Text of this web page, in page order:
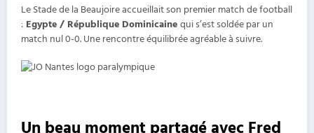
Le Stade de la Beaujoire accueillait son premier match de football
: Egypte / République Dominicaine qui s’est soldée par un
match nul 0-0. Une rencontre équilibrée agréable à suivre.
Un beau moment partagé avec Fred